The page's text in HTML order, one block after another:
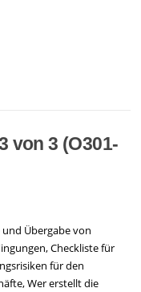
von 3 (O301-
Übergabe von
Checkliste für
für den
Wer erstellt die